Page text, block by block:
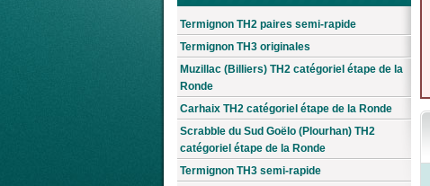
Termignon TH2 paires semi-rapide
Termignon TH3 originales
Muzillac (Billiers) TH2 catégoriel étape de la
Ronde
Carhaix TH2 catégoriel étape de la Ronde
Scrabble du Sud Goëlo (Plourhan) TH2
catégoriel étape de la Ronde
Termignon TH3 semi-rapide